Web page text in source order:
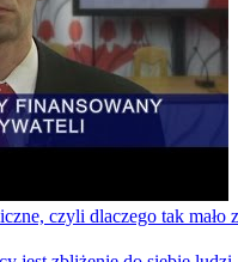
czyli dlaczego tak mało